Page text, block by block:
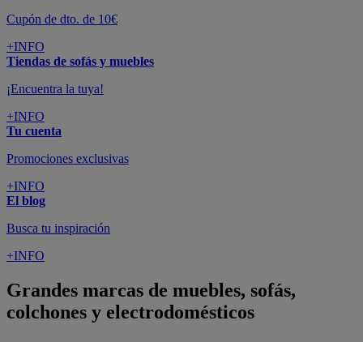
Cupón de dto. de 10€
+INFO
Tiendas de sofás y muebles
¡Encuentra la tuya!
+INFO
Tu cuenta
Promociones exclusivas
+INFO
El blog
Busca tu inspiración
+INFO
Grandes marcas de muebles, sofás,
colchones y electrodomésticos